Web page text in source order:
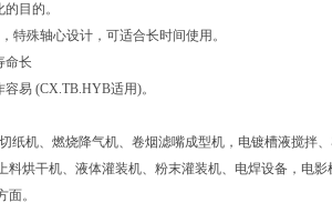
目的。
特殊轴心设计，可适合长时间使用。
命长
易 (CX.TB.HYB适用)。
机、燃烧降气机、卷烟滤嘴成型机，电镀槽液搅拌、
烘干机、液体灌装机、粉末灌装机、电焊设备，电
。